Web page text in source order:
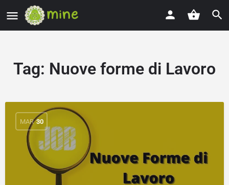
Tag: Nuove forme di Lavoro
MAR 30